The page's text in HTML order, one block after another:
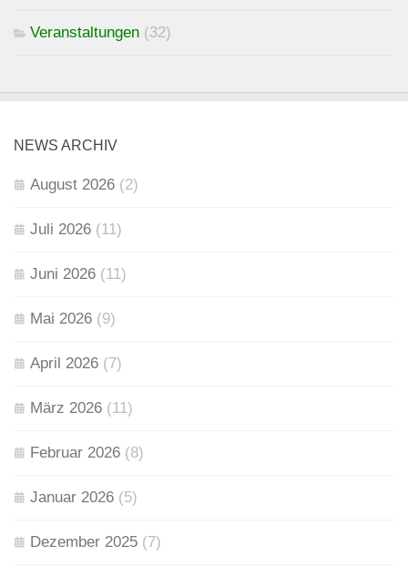
Veranstaltungen (32)
NEWS ARCHIV
August 2026 (2)
Juli 2026 (11)
Juni 2026 (11)
Mai 2026 (9)
April 2026 (7)
März 2026 (11)
Februar 2026 (8)
Januar 2026 (5)
Dezember 2025 (7)